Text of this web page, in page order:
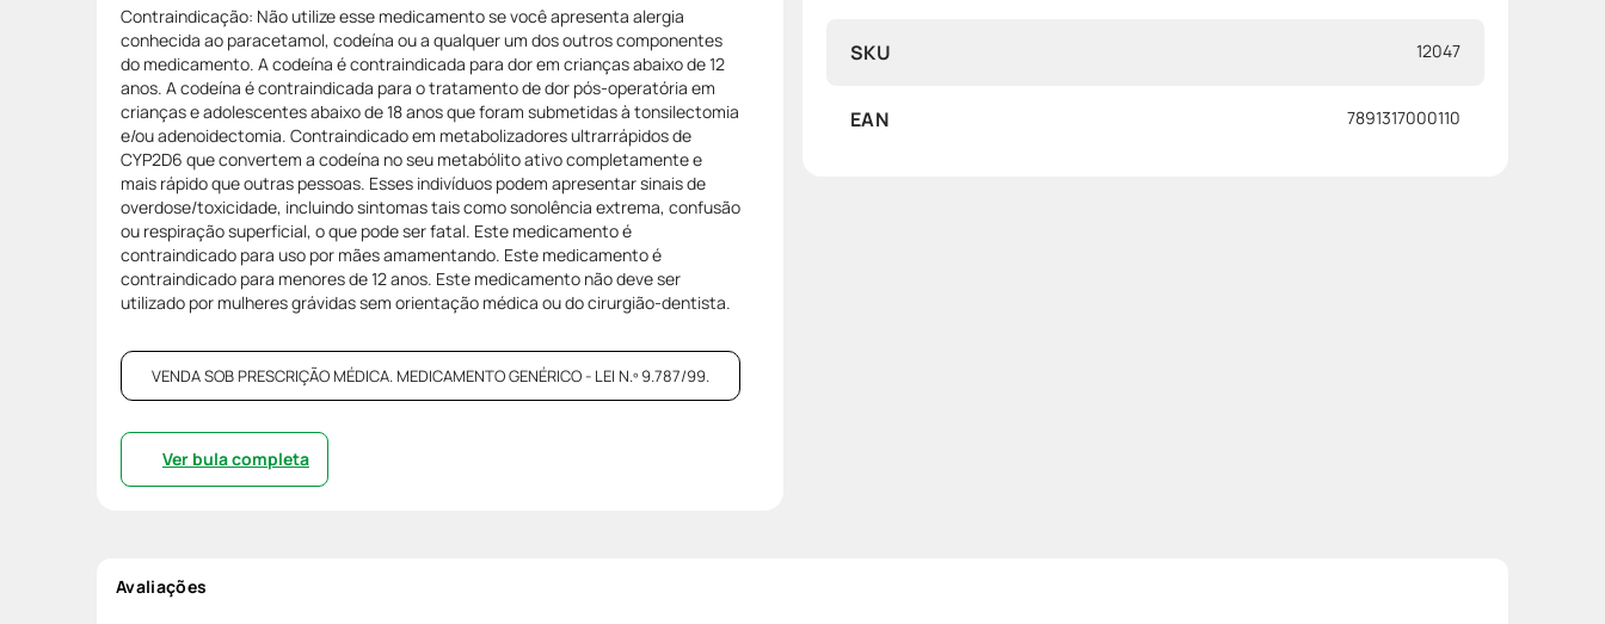
Contraindicação: Não utilize esse medicamento se você apresenta alergia
conhecida ao paracetamol, codeína ou a qualquer um dos outros componentes
do medicamento. A codeína é contraindicada para dor em crianças abaixo de 12
anos. A codeína é contraindicada para o tratamento de dor pós-operatória em
crianças e adolescentes abaixo de 18 anos que foram submetidas à tonsilectomia
e/ou adenoidectomia. Contraindicado em metabolizadores ultrarrápidos de
CYP2D6 que convertem a codeína no seu metabólito ativo completamente e
mais rápido que outras pessoas. Esses indivíduos podem apresentar sinais de
overdose/toxicidade, incluindo sintomas tais como sonolência extrema, confusão
ou respiração superficial, o que pode ser fatal. Este medicamento é
contraindicado para uso por mães amamentando. Este medicamento é
contraindicado para menores de 12 anos. Este medicamento não deve ser
utilizado por mulheres grávidas sem orientação médica ou do cirurgião-dentista.
VENDA SOB PRESCRIÇÃO MÉDICA. MEDICAMENTO GENÉRICO - LEI N.º 9.787/99.
Ver bula completa
SKU 12047
EAN 7891317000110
Avaliações